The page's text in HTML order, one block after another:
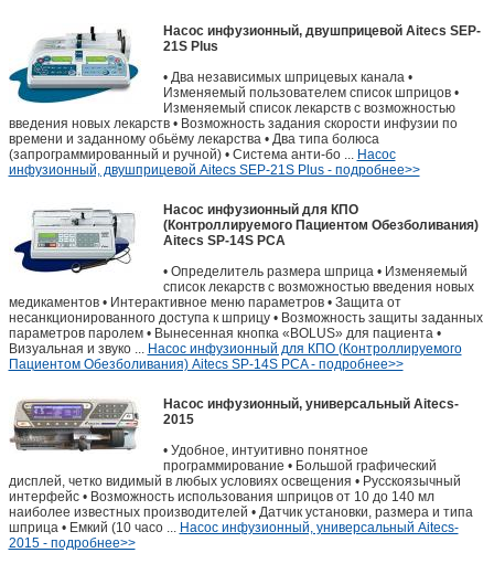
Насос инфузионный, двушприцевой Aitecs SEP-
21S Plus
• Два независимых шприцевых канала •
Изменяемый пользователем список шприцов •
Изменяемый список лекарств с возможностью
введения новых лекарств • Возможность задания скорости инфузии по
времени и заданному обьёму лекарства • Два типа болюса
(запрограммированный и ручной) • Система анти-бо ... Насос
инфузионный, двушприцевой Aitecs SEP-21S Plus - подробнее>>
Насос инфузионный для КПО
(Контроллируемого Пациентом Обезболивания)
Aitecs SP-14S PCA
• Определитель размера шприца • Изменяемый
список лекарств с возможностью введения новых
медикаментов • Интерактивное меню параметров • Защита от
несанкционированного доступа к шприцу • Возможность защиты заданных
параметров паролем • Вынесенная кнопка «BOLUS» для пациента •
Визуальная и звуко ... Насос инфузионный для КПО (Контроллируемого
Пациентом Обезболивания) Aitecs SP-14S PCA - подробнее>>
Насос инфузионный, универсальный Aitecs-
2015
• Удобное, интуитивно понятное
программирование • Большой графический
дисплей, четко видимый в любых условиях освещения • Русскоязычный
интерфейс • Возможность использования шприцов от 10 до 140 мл
наиболее известных производителей • Датчик установки, размера и типа
шприца • Емкий (10 часо ... Насос инфузионный, универсальный Aitecs-
2015 - подробнее>>